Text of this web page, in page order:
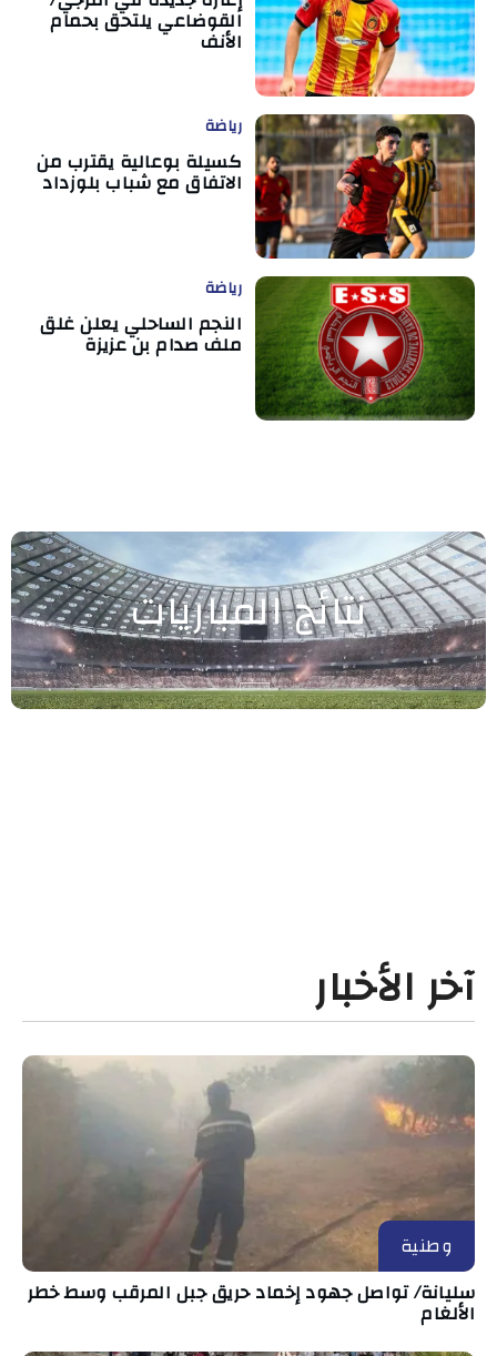
القوضاعي يلتحق بحمام
الأنف
رياضة
كسيلة بوعالية يقترب من
الاتفاق مع شباب بلوزداد
رياضة
النجم الساحلي يعلن غلق
ملف صدام بن عزيزة
نتائج المباريات
آخر الأخبار
وطنية
سليانة/ تواصل جهود إخماد حريق جبل المرقب وسط خطر
الألغام